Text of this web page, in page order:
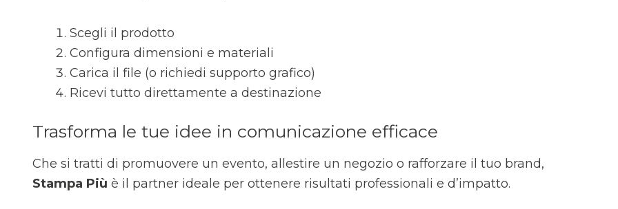
Scegli il prodotto
Configura dimensioni e materiali
Carica il file (o richiedi supporto grafico)
Ricevi tutto direttamente a destinazione
Trasforma le tue idee in comunicazione efficace
Che si tratti di promuovere un evento, allestire un negozio o rafforzare il tuo brand,
Stampa Più è il partner ideale per ottenere risultati professionali e d’impatto.